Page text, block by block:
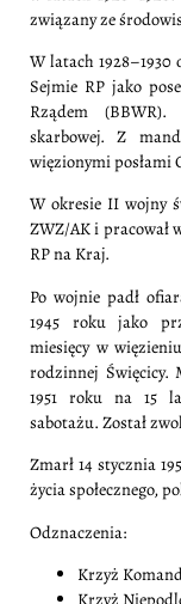
związany ze
W latach 1928–1930
Sejmie RP jako
Rządem
skarbowej. Z
więzionymi posłami
W okresie II wojny
ZWZ/AK i pracował
RP na Kraj.
Po wojnie padł
1945 roku jako
miesięcy w
rodzinnej Święcicy.
1951 roku na 15
sabotażu. Został
Zmarł 14 stycznia
życia społecznego,
Odznaczenia:
Krzyż
Krzyż